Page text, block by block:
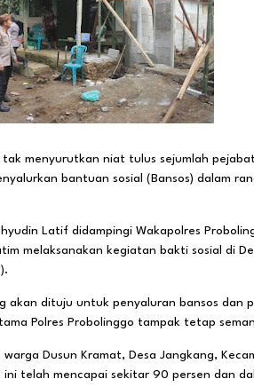
menyurutkan niat tulus sejumlah
bantuan sosial (Bansos) dalam
Latif didampingi Wakapolres
melaksanakan kegiatan bakti sosial di
akan dituju untuk penyaluran bansos dan
Polres Probolinggo tampak tetap
Dusun Kramat, Desa Jangkang,
telah mencapai sekitar 90 persen dan